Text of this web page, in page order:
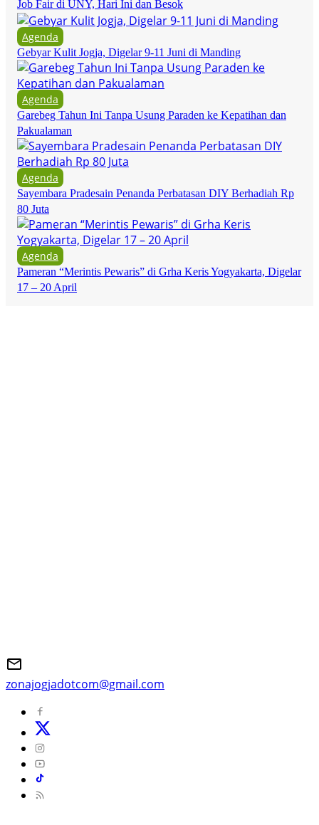
Job Fair di UNY, Hari Ini dan Besok
Agenda
Gebyar Kulit Jogja, Digelar 9-11 Juni di Manding
Agenda
Garebeg Tahun Ini Tanpa Usung Paraden ke Kepatihan dan
Pakualaman
Agenda
Sayembara Pradesain Penanda Perbatasan DIY Berhadiah Rp
80 Juta
Agenda
Pameran “Merintis Pewaris” di Grha Keris Yogyakarta, Digelar
17 – 20 April
zonajogjadotcom@gmail.com